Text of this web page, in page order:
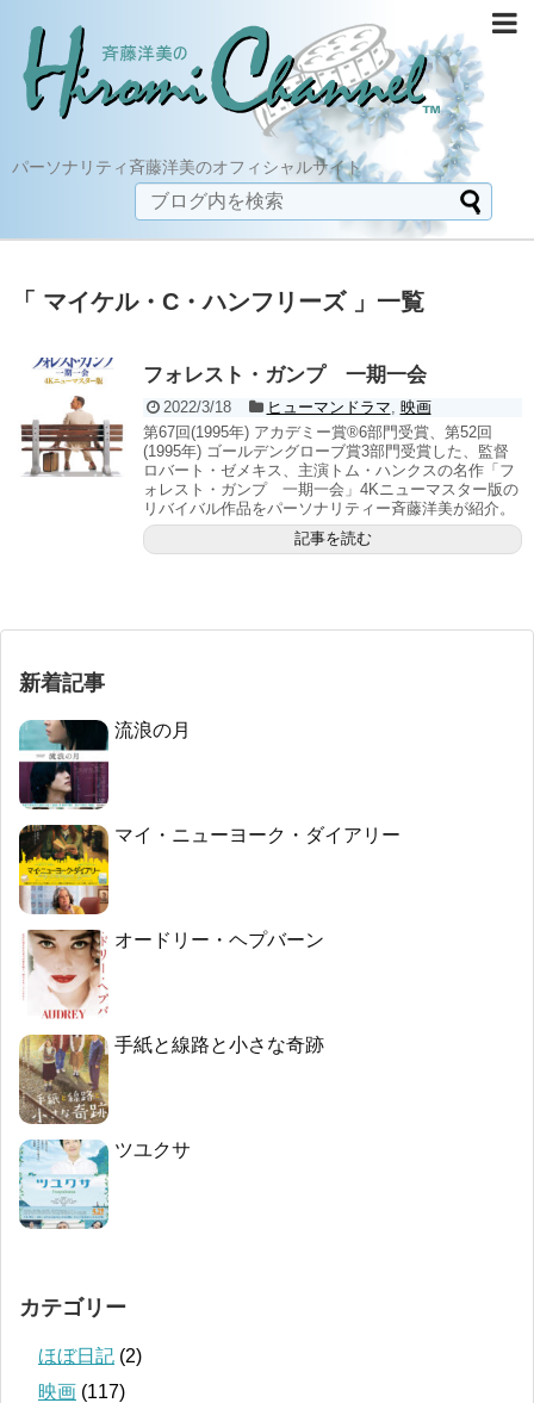
パーソナリティ斉藤洋美のオフィシャルサイト
「 マイケル・C・ハンフリーズ 」一覧
フォレスト・ガンプ 一期一会
2022/3/18 ヒューマンドラマ 映画
第67回(1995年) アカデミー賞®6部門受賞、第52回
(1995年) ゴールデングローブ賞3部門受賞した、監督
ロバート・ゼメキス、主演トム・ハンクスの名作「フ
ォレスト・ガンプ 一期一会」4Kニューマスター版の
リバイバル作品をパーソナリティー斉藤洋美が紹介。
記事を読む
新着記事
流浪の月
マイ・ニューヨーク・ダイアリー
オードリー・ヘプバーン
手紙と線路と小さな奇跡
ツユクサ
カテゴリー
ほぼ日記 (2)
映画 (117)